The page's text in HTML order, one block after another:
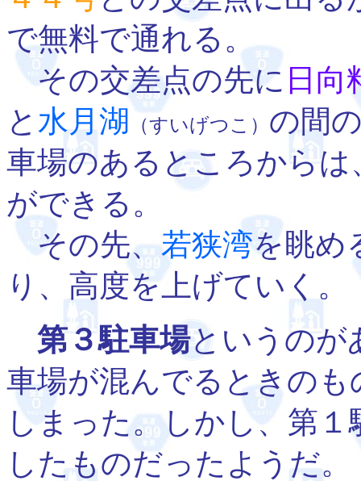
で無料で通れる。
その交差点の先に 日向
と 水月湖 （すいげつこ） の間
車場のあるところから
ができる。
その先、若狭湾を眺め
り、高度を上げていく。
第３駐車場というのが
車場が混んでるときの
しまった。しかし、第
したものだったようだ。